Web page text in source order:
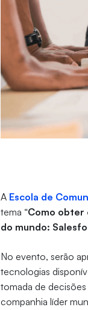
A Escola de
tema “Como obter
do mundo:
No evento, serão
tecnologias
tomada de
companhia líder